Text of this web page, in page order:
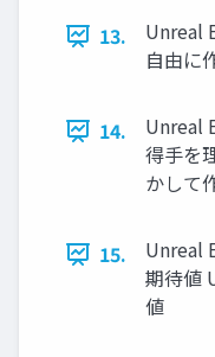
13.
Unreal
自由に
14.
Unreal
得手を
かして
15.
Unreal
期待値
値